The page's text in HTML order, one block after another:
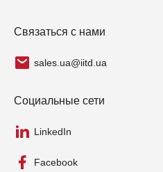
Связаться с нами
sales.ua@iitd.ua
Социальные сети
LinkedIn
Facebook